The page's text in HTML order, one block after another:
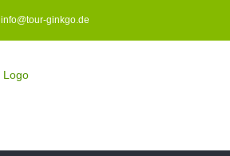
info@tour-ginkgo.de